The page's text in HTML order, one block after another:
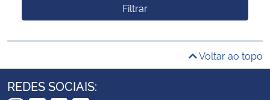
Filtrar
Voltar ao topo
REDES SOCIAIS: